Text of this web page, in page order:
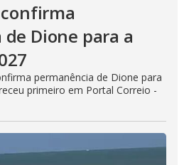
Dione para a
permanência de Dione para
primeiro em Portal Correio -